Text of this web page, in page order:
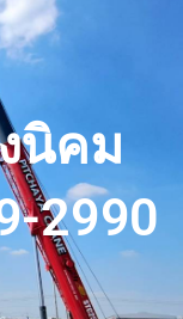
นิคม
2990